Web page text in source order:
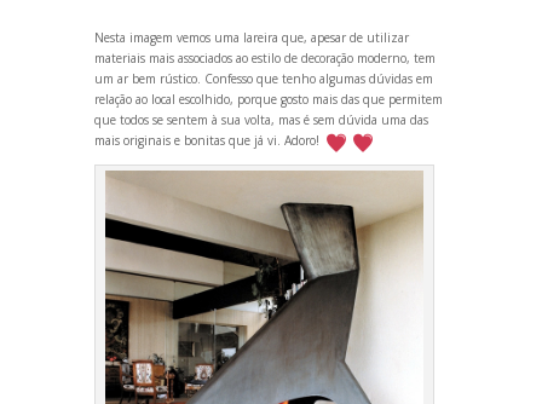
Nesta imagem vemos uma lareira que, apesar de utilizar
materiais mais associados ao estilo de decoração moderno, tem
um ar bem rústico. Confesso que tenho algumas dúvidas em
relação ao local escolhido, porque gosto mais das que permitem
que todos se sentem à sua volta, mas é sem dúvida uma das
mais originais e bonitas que já vi. Adoro!